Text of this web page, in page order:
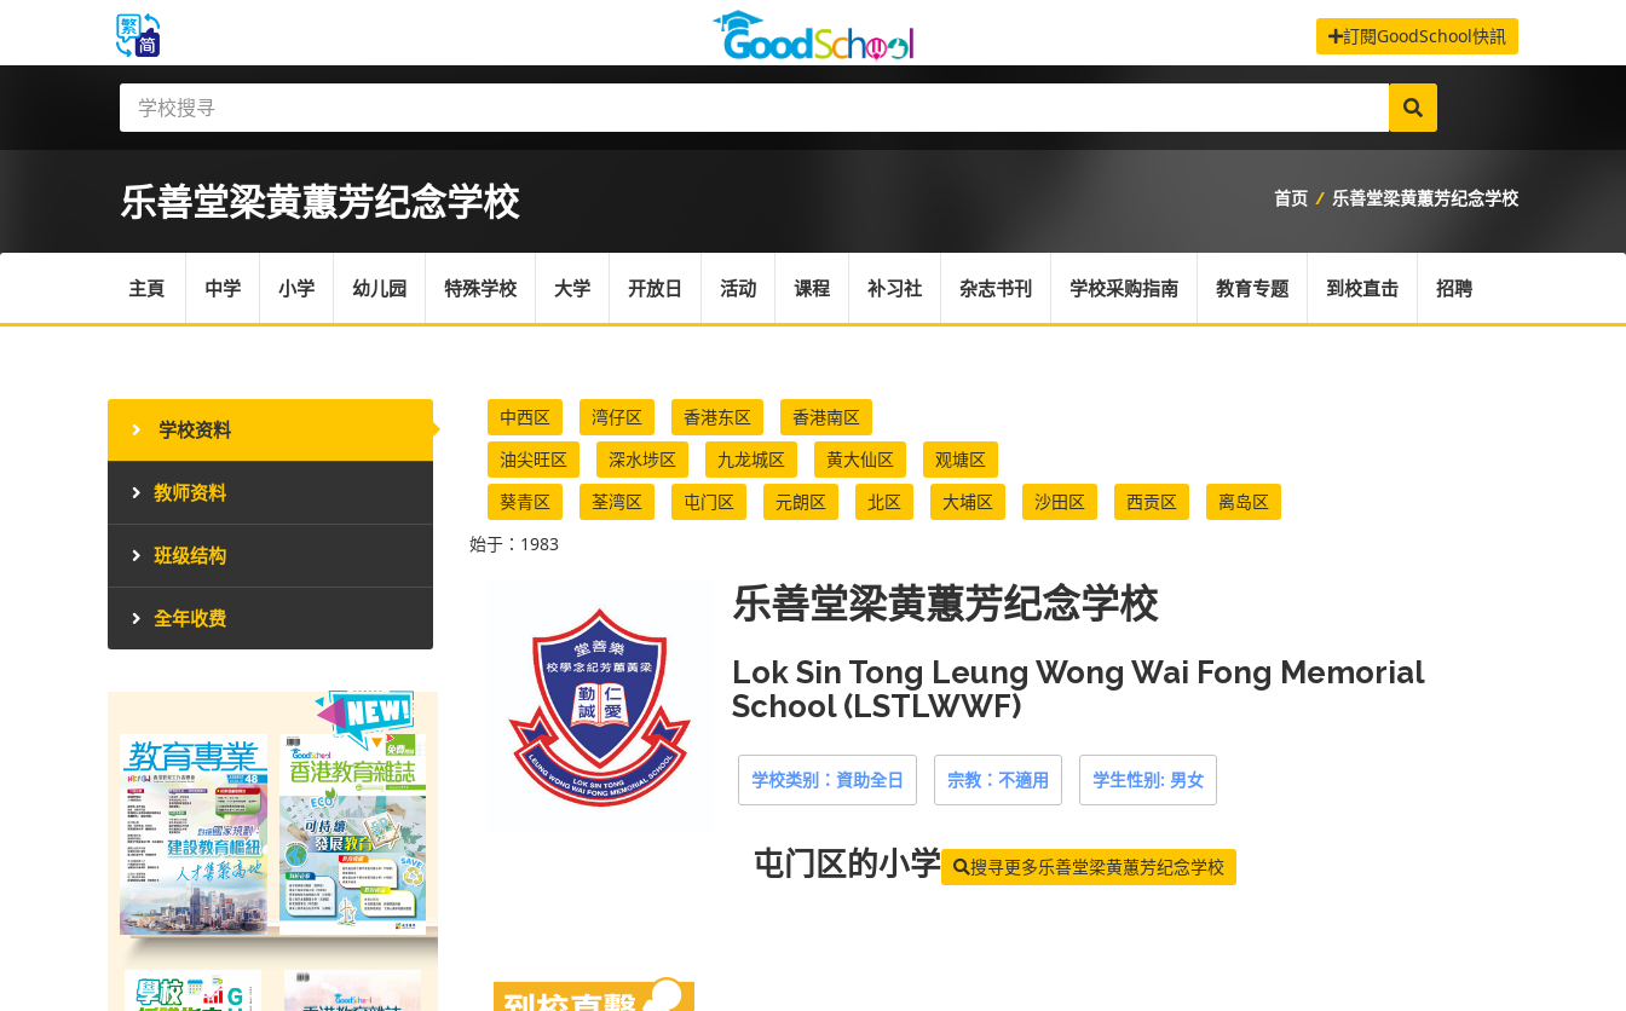
訂閱GoodSchool快訊
乐善堂梁黄蕙芳纪念学校 首页 / 乐善堂梁黄蕙芳纪念学校
主頁 中学 小学 幼儿园 特殊学校 大学 开放日 活动 课程 补习社 杂志书刊 学校采购指南 教育专题 到校直击 招聘
中西区 湾仔区 香港东区
香港南区
油尖旺区
深水埗区 九龙城区 黄大仙区
观塘区
葵青区
荃湾区 屯门区 元朗区 北区 大埔区 沙田区 西贡区
离岛区
始于：1983
乐善堂梁黄蕙芳纪念学校
Lok Sin Tong Leung Wong Wai Fong Memorial
School (LSTLWWF)
学校类别：資助全日 宗教：不適用 学生性别: 男女
屯门区的小学 搜寻更多乐善堂梁黄蕙芳纪念学校
学校资料
教师资料
班级结构
全年收费